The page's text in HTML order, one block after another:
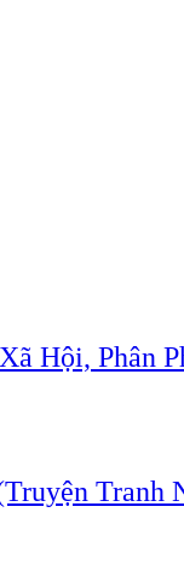
Hội, Phân
Tranh